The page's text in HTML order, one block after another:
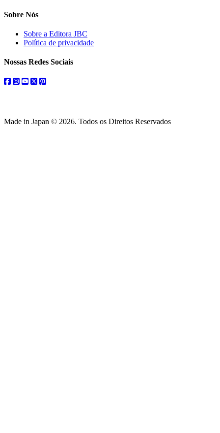
Sobre Nós
Sobre a Editora JBC
Política de privacidade
Nossas Redes Sociais
facebook
instagram
youtube
twitterpinterest
Made in Japan © 2026. Todos os Direitos Reservados